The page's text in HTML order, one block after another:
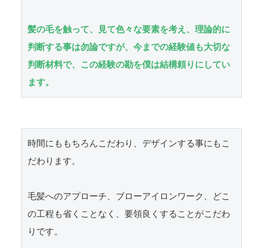
髪の毛を触って、見て色々な要素を考え、理論的に
判断する事は勿論ですが、今までの経験値も大切な
判断材料で、この経験の勘を僕は結構頼りにしてい
ます。
時間にももちろんこだわり、デザインする事にもこ
だわります。
毛髪へのアプローチ、ブローアイロンワーク、どこ
の工程も省くことなく、要領良くすることがこだわ
りです。